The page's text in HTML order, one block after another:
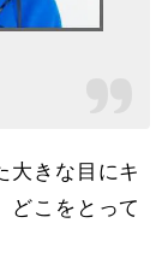
大きな目にキ
どこをとって